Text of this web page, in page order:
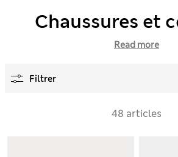
Chaussures et
Read more
Filtrer
48 articles